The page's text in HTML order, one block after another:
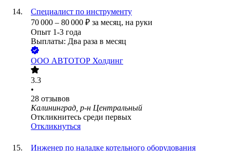
Специалист по инструменту
70 000 – 80 000 ₽ за месяц, на руки
Опыт 1-3 года
Выплаты: Два раза в месяц
ООО АВТОТОР Холдинг
3.3
•
28 отзывов
Калининград, р-н Центральный
Откликнитесь среди первых
Откликнуться
Инженер по наладке котельного оборудования